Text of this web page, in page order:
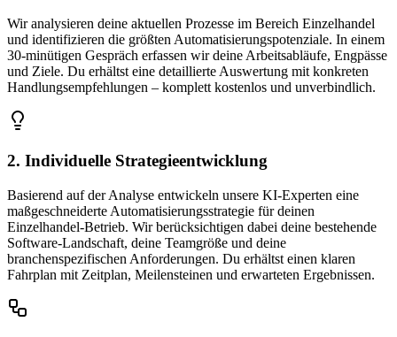
Wir analysieren deine aktuellen Prozesse im Bereich Einzelhandel
und identifizieren die größten Automatisierungspotenziale. In einem
30-minütigen Gespräch erfassen wir deine Arbeitsabläufe, Engpässe
und Ziele. Du erhältst eine detaillierte Auswertung mit konkreten
Handlungsempfehlungen – komplett kostenlos und unverbindlich.
2. Individuelle Strategieentwicklung
Basierend auf der Analyse entwickeln unsere KI-Experten eine
maßgeschneiderte Automatisierungsstrategie für deinen
Einzelhandel-Betrieb. Wir berücksichtigen dabei deine bestehende
Software-Landschaft, deine Teamgröße und deine
branchenspezifischen Anforderungen. Du erhältst einen klaren
Fahrplan mit Zeitplan, Meilensteinen und erwarteten Ergebnissen.